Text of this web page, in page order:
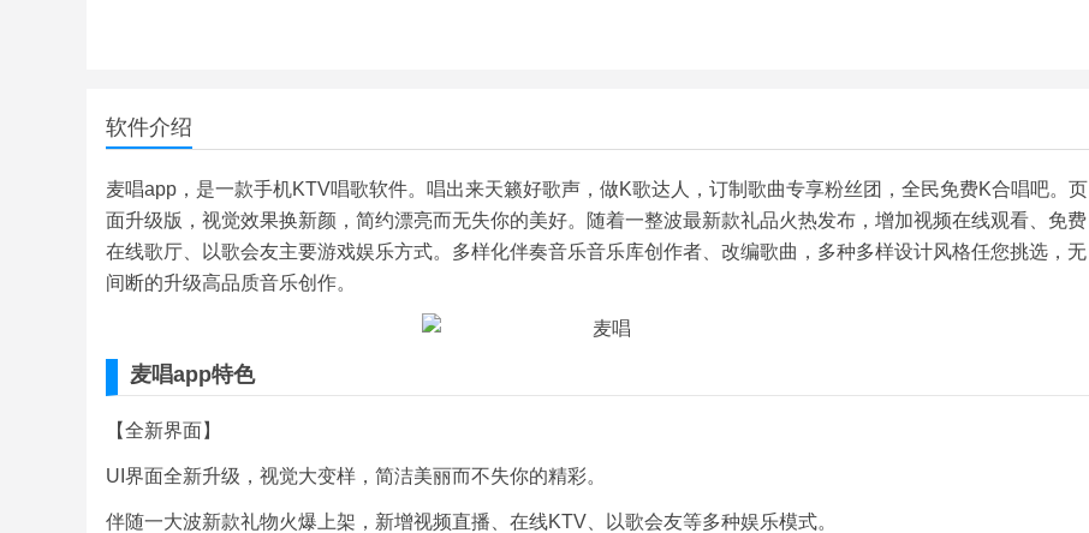
软件介绍
麦唱app，是一款手机KTV唱歌软件。唱出来天籁好歌声，做K歌达人，订制歌曲专享粉丝团，全民免费K合唱吧。页
面升级版，视觉效果换新颜，简约漂亮而无失你的美好。随着一整波最新款礼品火热发布，增加视频在线观看、免费
在线歌厅、以歌会友主要游戏娱乐方式。多样化伴奏音乐音乐库创作者、改编歌曲，多种多样设计风格任您挑选，无
间断的升级高品质音乐创作。
麦唱app特色
【全新界面】
UI界面全新升级，视觉大变样，简洁美丽而不失你的精彩。
伴随一大波新款礼物火爆上架，新增视频直播、在线KTV、以歌会友等多种娱乐模式。